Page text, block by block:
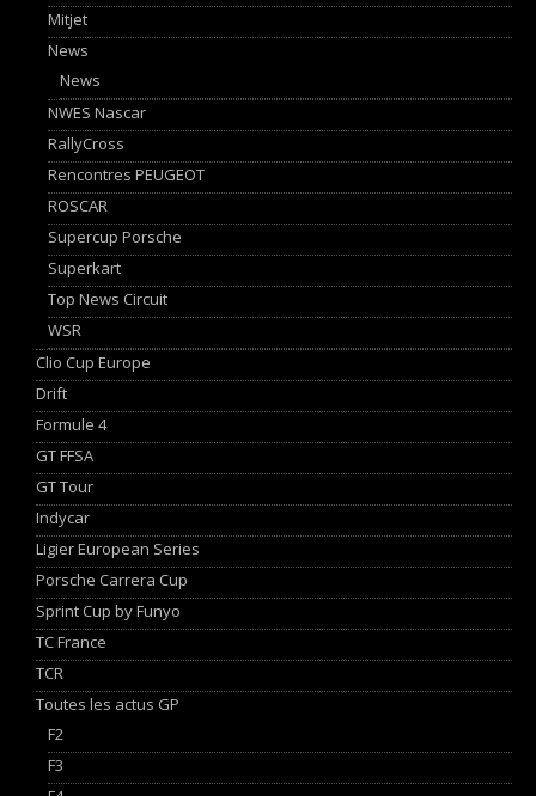
Mitjet
News
News
NWES Nascar
RallyCross
Rencontres PEUGEOT
ROSCAR
Supercup Porsche
Superkart
Top News Circuit
WSR
Clio Cup Europe
Drift
Formule 4
GT FFSA
GT Tour
Indycar
Ligier European Series
Porsche Carrera Cup
Sprint Cup by Funyo
TC France
TCR
Toutes les actus GP
F2
F3